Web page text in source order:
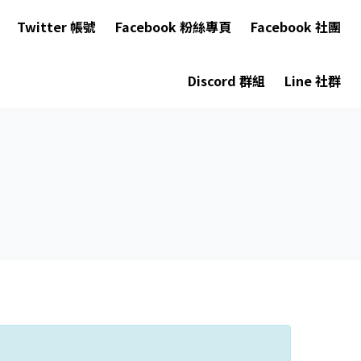
Twitter 帳號 Facebook 粉絲專頁 Facebook 社團
Discord 群組 Line 社群